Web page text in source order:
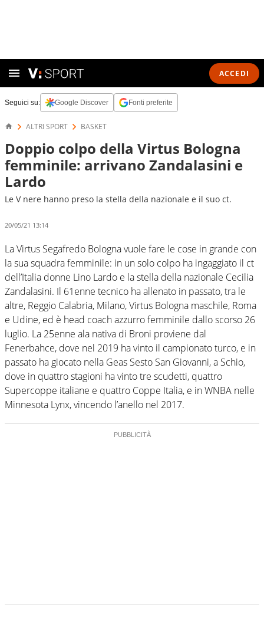
ACCEDI
Seguici su: Google Discover Fonti preferite
ALTRI SPORT BASKET
Doppio colpo della Virtus Bologna
femminile: arrivano Zandalasini e
Lardo
Le V nere hanno preso la stella della nazionale e il suo ct.
20/05/21 13:14
La Virtus Segafredo Bologna vuole fare le cose in grande con
la sua squadra femminile: in un solo colpo ha ingaggiato il ct
dell’Italia donne Lino Lardo e la stella della nazionale Cecilia
Zandalasini. Il 61enne tecnico ha allenato in passato, tra le
altre, Reggio Calabria, Milano, Virtus Bologna maschile, Roma
e Udine, ed è head coach azzurro femminile dallo scorso 26
luglio. La 25enne ala nativa di Broni proviene dal
Fenerbahce, dove nel 2019 ha vinto il campionato turco, e in
passato ha giocato nella Geas Sesto San Giovanni, a Schio,
dove in quattro stagioni ha vinto tre scudetti, quattro
Supercoppe italiane e quattro Coppe Italia, e in WNBA nelle
Minnesota Lynx, vincendo l’anello nel 2017.